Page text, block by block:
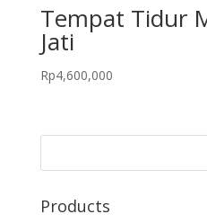
Tempat Tidur
Jati
Rp4,600,000
Products